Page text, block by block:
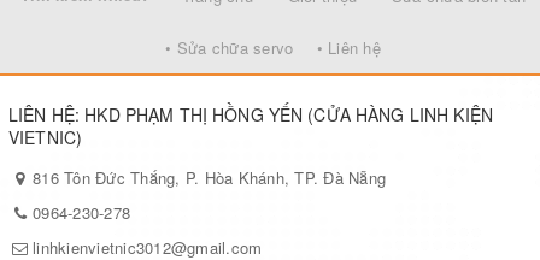
• Sửa chữa servo • Liên hệ
LIÊN HỆ: HKD PHẠM THỊ HỒNG YẾN (CỬA HÀNG LINH KIỆN
VIETNIC)
816 Tôn Đức Thắng, P. Hòa Khánh, TP. Đà Nẵng
0964-230-278
linhkienvietnic3012@gmail.com